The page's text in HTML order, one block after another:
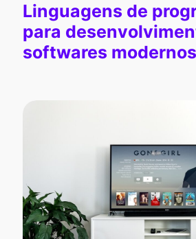
Linguagens de
para
softwares modernos